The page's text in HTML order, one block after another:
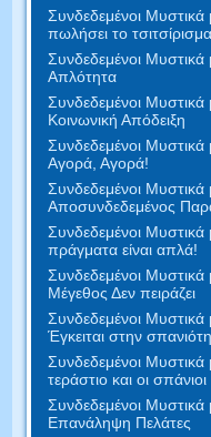
Συνδεδεμένοι
πωλήσει το τσιτσίρισμα
Συνδεδεμένοι
Απλότητα
Συνδεδεμένοι
Κοινωνική Απόδειξη
Συνδεδεμένοι
Αγορά, Αγορά!
Συνδεδεμένοι
Αποσυνδεδεμένος
Συνδεδεμένοι
πράγματα είναι απλά!
Συνδεδεμένοι
Μέγεθος Δεν πειράζει
Συνδεδεμένοι
Έγκειται στην
Συνδεδεμένοι
τεράστιο και οι σπάνιοι
Συνδεδεμένοι
Επανάληψη Πελάτες